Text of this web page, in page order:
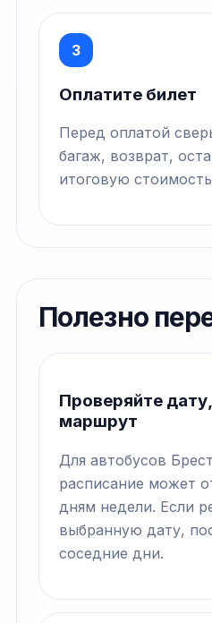
3
Оплатите билет
Перед оплатой
багаж, возврат,
итоговую
Полезно
Проверяйте
маршрут
Для автобусов
расписание может
дням недели. Если
выбранную дату,
соседние дни.